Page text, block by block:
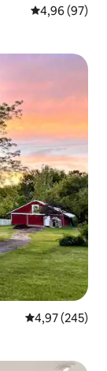
4,96 de uma
4,96 (97)
4,97 de uma
4,97 (245)